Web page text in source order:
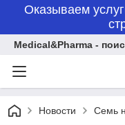
Оказываем
Medical&Pharma -
Новости Семь